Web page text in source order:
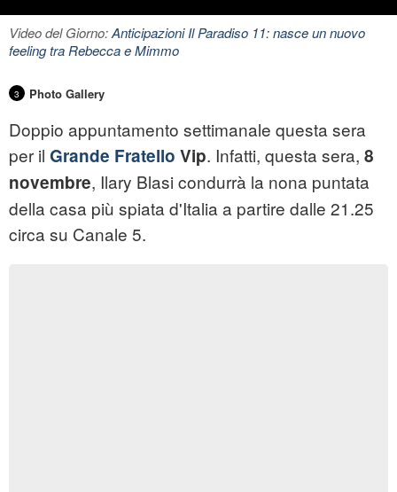
Video del Giorno:Anticipazioni Il Paradiso 11: nasce un nuovo
feeling tra Rebecca e Mimmo
3 Photo Gallery
Doppio appuntamento settimanale questa sera
per il Grande Fratello Vip. Infatti, questa sera, 8
novembre, Ilary Blasi condurrà la nona puntata
della casa più spiata d'Italia a partire dalle 21.25
circa su Canale 5.